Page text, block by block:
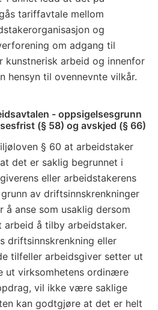
tariffavtale mellom
og
om adgang til
arbeid og innenfor
hensyn til ovennevnte vilkår.
- oppsigelsesgrunn
(§ 58) og avskjed (§ 66)
§ 60 at arbeidstaker
det er saklig begrunnet i
eller arbeidstakerens
av driftsinnskrenkninger
å anse som usaklig dersom
arbeid å tilby arbeidstaker.
driftsinnskrenkning eller
tilfeller arbeidsgiver setter ut
ut virksomhetens ordinære
vil ikke være saklige
kan godtgjøre at det er helt